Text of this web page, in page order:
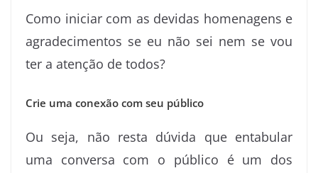
Como iniciar com as devidas homenagens e
agradecimentos se eu não sei nem se vou
ter a atenção de todos?
Crie uma conexão com seu público
Ou seja, não resta dúvida que entabular
uma conversa com o público é um dos